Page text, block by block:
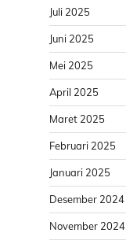
Juli 2025
Juni 2025
Mei 2025
April 2025
Maret 2025
Februari 2025
Januari 2025
Desember 2024
November 2024